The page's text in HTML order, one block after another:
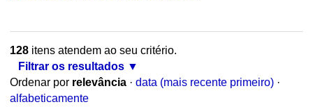
128itens atendem ao seu critério.
Filtrar os resultados
Ordenar por relevância · data (mais recente primeiro) ·
alfabeticamente